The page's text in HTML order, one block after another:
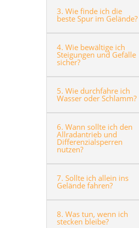
3. Wie finde ich die
beste Spur im Gelände?
4. Wie bewältige ich
Steigungen und Gefälle
sicher?
5. Wie durchfahre ich
Wasser oder Schlamm?
6. Wann sollte ich den
Allradantrieb und
Differenzialsperren
nutzen?
7. Sollte ich allein ins
Gelände fahren?
8. Was tun, wenn ich
stecken bleibe?